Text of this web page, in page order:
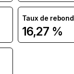
Taux de rebond
16,27 %